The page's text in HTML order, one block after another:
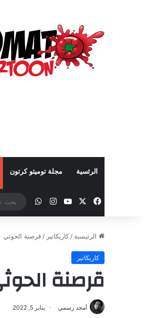
الرئسية مجلة توميتو كرتون
فيسبوك ‫YouTube
انستقرامواتساب
الرئيسية / كاريكاتير / قرصنة الحوثي
كاريكاتير
قرصنة
أمجد رسمي يناير 5, 2022